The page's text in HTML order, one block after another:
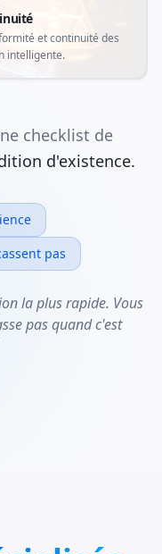
et continuité des
intelligente.
checklist de
d'existence.
pas
la plus rapide. Vous
pas quand c'est